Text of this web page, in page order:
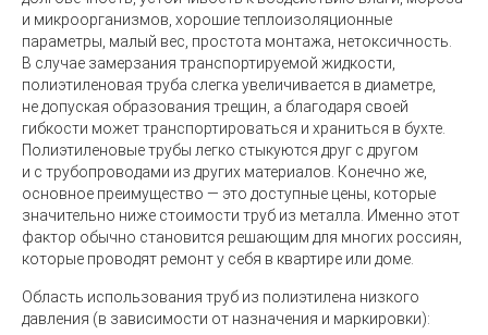
и микроорганизмов, хорошие теплоизоляционные
параметры, малый вес, простота монтажа, нетоксичность.
В случае замерзания транспортируемой жидкости,
полиэтиленовая труба слегка увеличивается в диаметре,
не допуская образования трещин, а благодаря своей
гибкости может транспортироваться и храниться в бухте.
Полиэтиленовые трубы легко стыкуются друг с другом
и с трубопроводами из других материалов. Конечно же,
основное преимущество — это доступные цены, которые
значительно ниже стоимости труб из металла. Именно этот
фактор обычно становится решающим для многих россиян,
которые проводят ремонт у себя в квартире или доме.
Область использования труб из полиэтилена низкого
давления (в зависимости от назначения и маркировки):